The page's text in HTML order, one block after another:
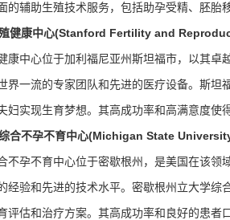
的辅助生殖技术服务，包括助孕受精、胚胎
健康中心(Stanford Fertility and
康中心位于加利福尼亚州斯坦福市，以其
界一流的专家团队和先进的医疗设备。斯
妇实现生育梦想。其高成功率和高满意度使
合不孕不育中心(Michigan State
不孕不育中心位于密歇根州，是美国在该
经验和先进的技术水平。密歇根州立大学
评估和治疗方案。其高成功率和良好的患者